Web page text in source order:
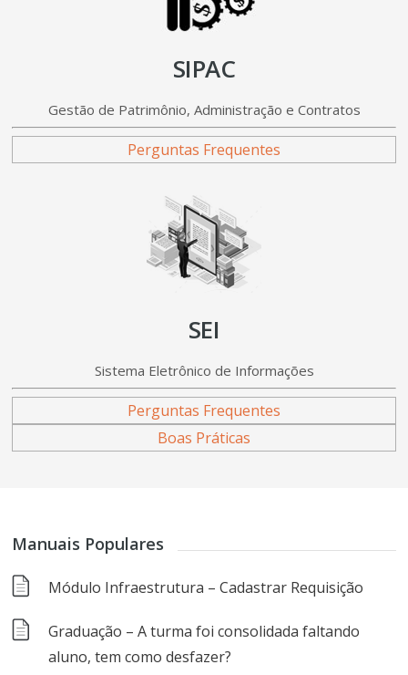
SIPAC
Gestão de Patrimônio, Administração e Contratos
Perguntas Frequentes
SEI
Sistema Eletrônico de Informações
Perguntas Frequentes
Boas Práticas
Manuais Populares
Módulo Infraestrutura – Cadastrar Requisição
Graduação – A turma foi consolidada faltando
aluno, tem como desfazer?